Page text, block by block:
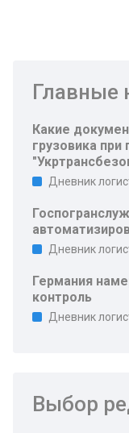
Главные
Какие
грузовика при
Дневник
Дневник
Германия
контроль
Дневник
Выбор